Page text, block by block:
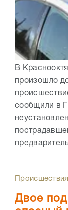
В
произошло
сообщили в
Происшествия
Двое